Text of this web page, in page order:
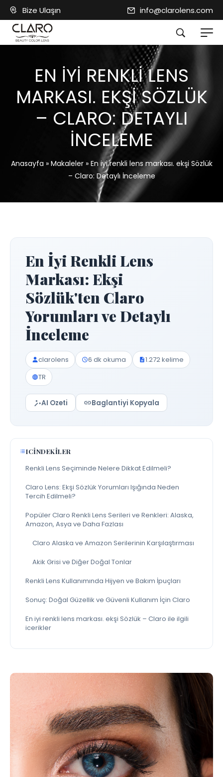
Bize Ulaşın info@clarolens.com
EN IYI RENKLI LENS
MARKASI. EKŞI SÖZLÜK
– CLARO: DETAYLI
İNCELEME
Anasayfa » Makaleler» En iyi renkli lens markası. ekşi Sözlük
– Claro: Detaylı İnceleme
En İyi Renkli Lens
Markası: Ekşi
Sözlük'ten Claro
Yorumları ve Detaylı
İnceleme
clarolens 6 dk okuma
1.272 kelime
TR
AI Ozeti Baglantiyi Kopyala
ICINDEKILER
Renkli Lens Seçiminde Nelere Dikkat Edilmeli?
Claro Lens: Ekşi Sözlük Yorumları Işığında Neden
Tercih Edilmeli?
Popüler Claro Renkli Lens Serileri ve Renkleri: Alaska,
Amazon, Asya ve Daha Fazlası
Claro Alaska ve Amazon Serilerinin Karşılaştırması
Akik Grisi ve Diğer Doğal Tonlar
Renkli Lens Kullanımında Hijyen ve Bakım İpuçları
Sonuç: Doğal Güzellik ve Güvenli Kullanım İçin Claro
En iyi renkli lens markası. ekşi Sözlük – Claro ile ilgili
icerikler